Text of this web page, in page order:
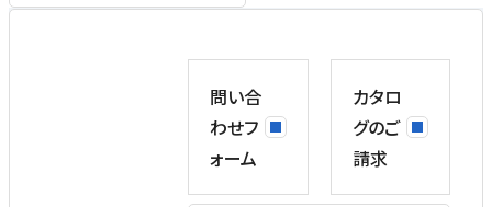
問い合
わせフ
ォーム
カタロ
グのご
請求